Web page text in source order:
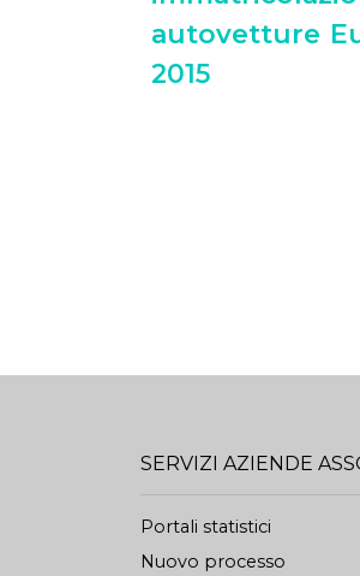
autovetture
2015
SERVIZI AZIENDE
Portali statistici
Nuovo processo